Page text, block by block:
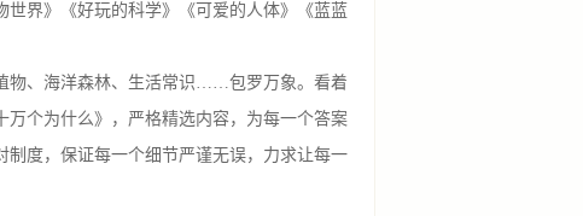
界》《好玩的科学》《可爱的人体》《蓝蓝
、海洋森林、生活常识……包罗万象。看着
个为什么》，严格精选内容，为每一个答案
度，保证每一个细节严谨无误，力求让每一